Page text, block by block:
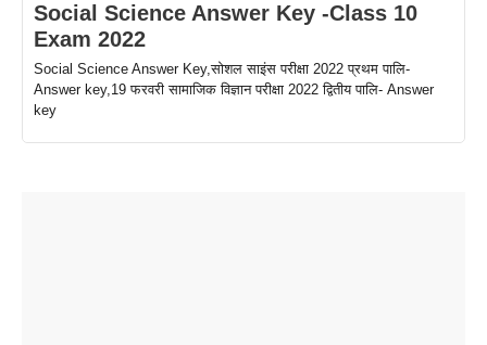
Social Science Answer Key -Class 10
Exam 2022
Social Science Answer Key,सोशल साइंस परीक्षा 2022 प्रथम पालि-
Answer key,19 फरवरी सामाजिक विज्ञान परीक्षा 2022 द्वितीय पालि- Answer
key